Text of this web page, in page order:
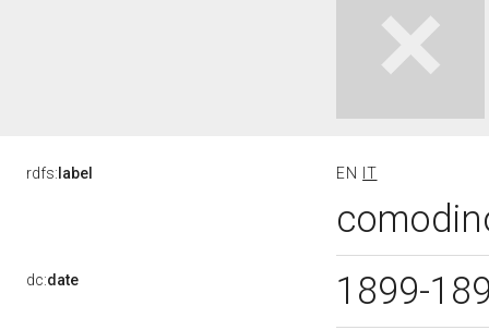
rdfs: label EN IT
dc:date 1899-